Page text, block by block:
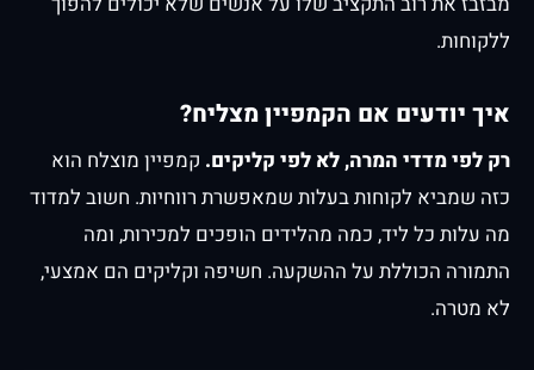
ללקוחות.
איך יודעים אם הקמפיין מצליח?
רק לפי מדדי המרה, לא לפי קליקים. קמפיין מוצלח הוא
כזה שמביא לקוחות בעלות שמאפשרת רווחיות. חשוב למדוד
מה עלות כל ליד, כמה מהלידים הופכים למכירות, ומה
התמורה הכוללת על ההשקעה. חשיפה וקליקים הם אמצעי,
לא מטרה.